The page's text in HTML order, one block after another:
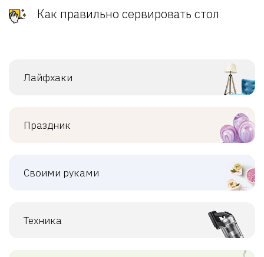
Как правильно сервировать стол
Лайфхаки
Праздник
Своими руками
Техника